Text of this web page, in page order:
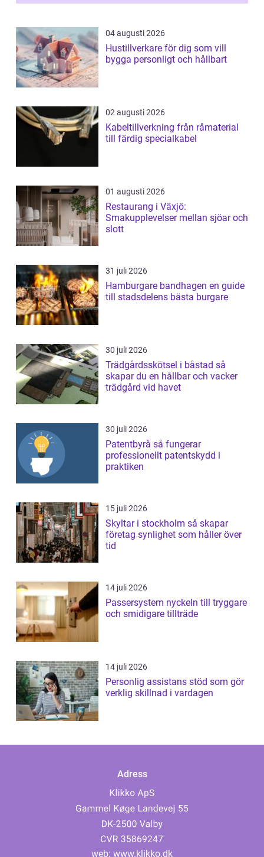
04 augusti 2026
Hustillverkare för dig som vill
bygga personligt och hållbart
02 augusti 2026
Kabeltillverkning från råmaterial
till färdig specialkabel
01 augusti 2026
Restaurang i Växjö:
Smakupplevelser mellan sjöar och
slott
31 juli 2026
Hamburgare bandhagen en guide
till stadsdelens bästa burgare
30 juli 2026
Trädgårdsskötsel i båstad så
skapar du en hållbar och vacker
trädgård vid havet
30 juli 2026
Patentbyrå så fungerar
professionellt patentskydd i
praktiken
15 juli 2026
Skyltar i stockholm så skapar
företag synlighet som håller över
tid
14 juli 2026
Passersystem nyckeln till tryggare
och smidigare tillträde
14 juli 2026
Personlig assistans stöd som gör
verklig skillnad i vardagen
Adress
web: www.klikko.dk